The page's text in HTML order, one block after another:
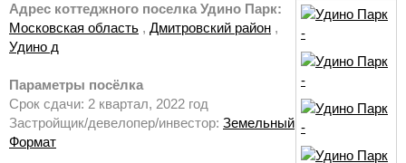
Адрес коттеджного поселка Удино Парк:
Московская область , Дмитровский район ,
Удино д
Параметры посёлка
Срок сдачи: 2 квартал, 2022 год
Застройщик/девелопер/инвестор: Земельный
Формат